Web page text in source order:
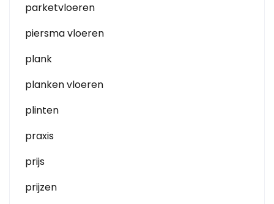
parketvloeren
piersma vloeren
plank
planken vloeren
plinten
praxis
prijs
prijzen